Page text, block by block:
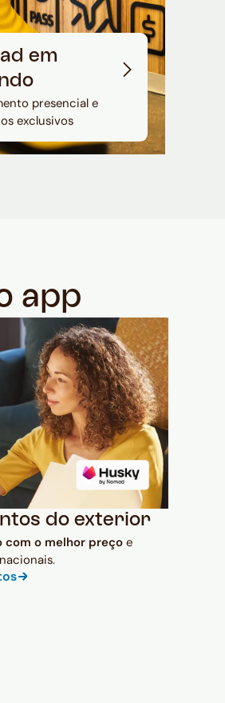
em
presencial e
exclusivos
app
do exterior
com o melhor preço e